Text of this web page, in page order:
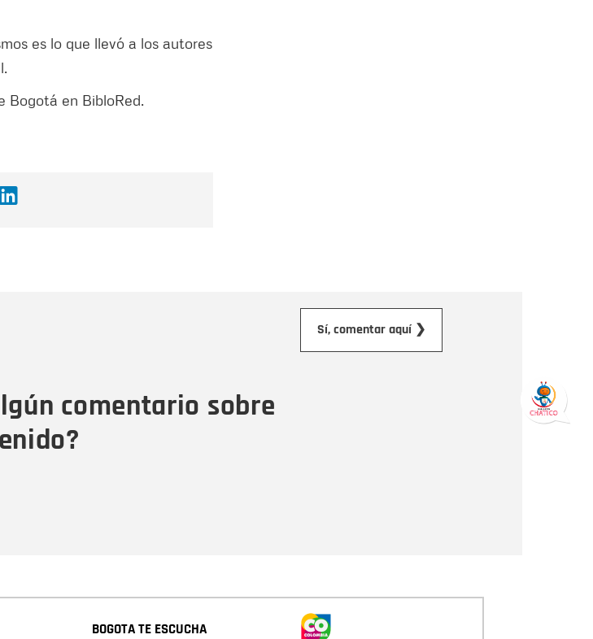
es lo que llevó a los autores
Bogotá en BibloRed.
comentario sobre
Sí, comentar aquí ❯
BOGOTA TE ESCUCHA